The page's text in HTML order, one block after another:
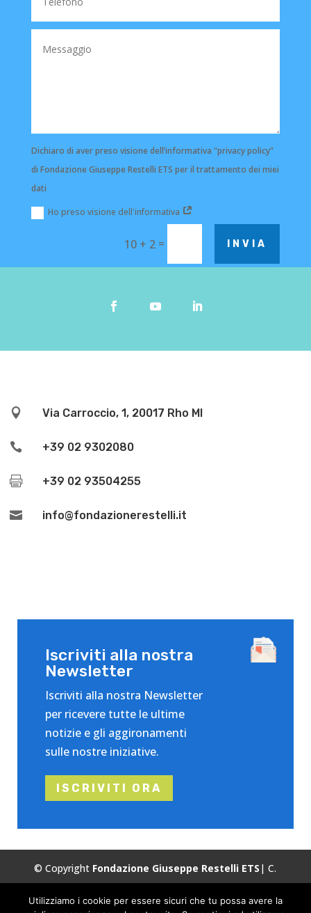
Dichiaro di aver preso visione dell’informativa “privacy policy”
di Fondazione Giuseppe Restelli ETS per il trattamento dei miei
dati
Ho preso visione dell'informativa
10 + 2 = INVIA
 Via Carroccio, 1, 20017 Rho MI
 +39 02 9302080
 +39 02 93504255
 info@fondazionerestelli.it
Iscriviti alla nostra
Newsletter
Iscriviti alla nostra Newsletter
per ricevere tutte le ultime
notizie e gli aggironamenti
sulle nostre iniziative.
ISCRIVITI ORA
© Copyright Fondazione Giuseppe Restelli ETS | C.
Fiscale:86503120155| Tutti i diritti riservati.
Privacy
Cookie Policy
Utilizziamo i cookie per essere sicuri che tu possa avere la